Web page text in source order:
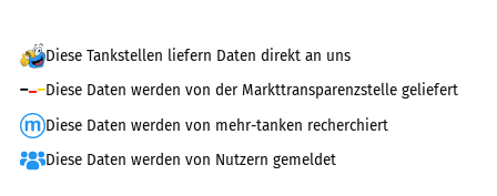
Diese Tankstellen liefern Daten direkt an uns
Diese Daten werden von der Markttransparenzstelle geliefert
Diese Daten werden von mehr-tanken recherchiert
Diese Daten werden von Nutzern gemeldet